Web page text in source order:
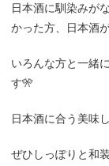
日本酒に馴染みが
かった方、日本酒
いろんな方と一緒
す🎌
日本酒に合う美味
ぜひしっぽりと和